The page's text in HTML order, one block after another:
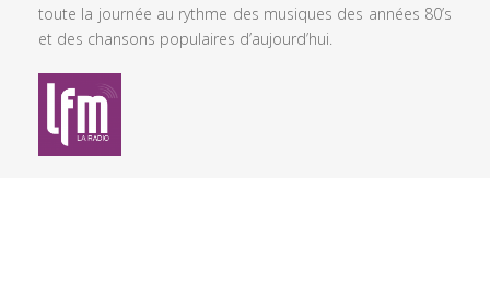
toute la journée au rythme des musiques des années 80’s
et des chansons populaires d’aujourd’hui.